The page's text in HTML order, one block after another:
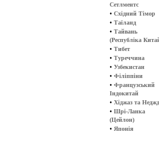
Сетлментс
• Східний Тімор
• Таїланд
• Тайвань
(Республіка
• Тибет
• Туреччина
• Узбекистан
• Філіппіни
• Французський
Індокитай
• Хіджаз та Неджд
• Шрі-Ланка
(Цейлон)
• Японія